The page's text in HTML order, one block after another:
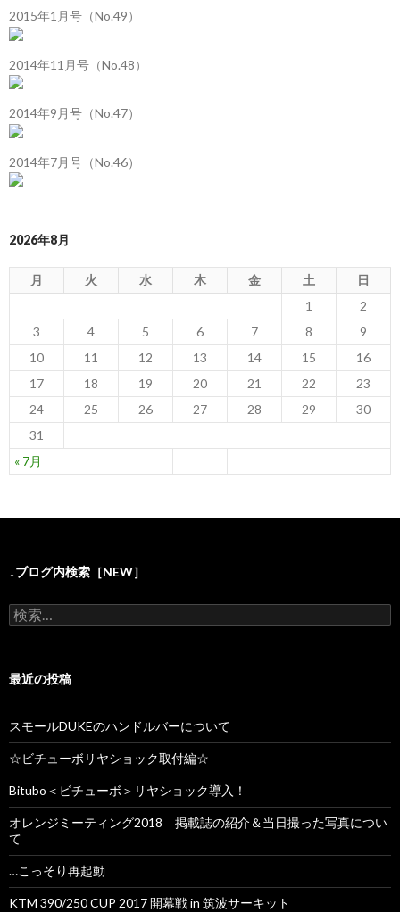
2015年1月号（No.49）
2014年11月号（No.48）
2014年9月号（No.47）
2014年7月号（No.46）
2026年8月
月 火 水 木 金 土 日
« 7月
1
2
3
4 5 6 7 8
9
10
11 12 13 14 15
16
17
18 19 20 21 22
23
24
25 26 27 28 29
30
31
↓ブログ内検索［NEW］
検
索
最近の投稿
スモールDUKEのハンドルバーについて
☆ビチューボリヤショック取付編☆
Bitubo＜ビチューボ＞リヤショック導入！
オレンジミーティング2018 掲載誌の紹介＆当日撮った写真につい
て
…こっそり再起動
KTM 390/250 CUP 2017 開幕戦 in 筑波サーキット